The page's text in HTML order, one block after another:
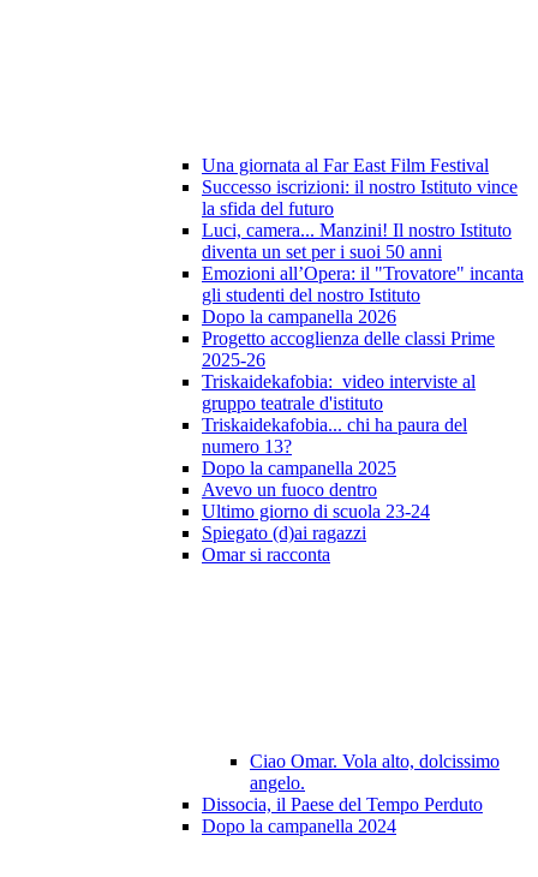
Una giornata al Far East Film Festival
Successo iscrizioni: il nostro Istituto vince
la sfida del futuro
Luci, camera... Manzini! Il nostro Istituto
diventa un set per i suoi 50 anni
Emozioni all’Opera: il "Trovatore" incanta
gli studenti del nostro Istituto
Dopo la campanella 2026
Progetto accoglienza delle classi Prime
2025-26
Triskaidekafobia: video interviste al
gruppo teatrale d'istituto
Triskaidekafobia... chi ha paura del
numero 13?
Dopo la campanella 2025
Avevo un fuoco dentro
Ultimo giorno di scuola 23-24
Spiegato (d)ai ragazzi
Omar si racconta
Ciao Omar. Vola alto, dolcissimo
angelo.
Dissocia, il Paese del Tempo Perduto
Dopo la campanella 2024